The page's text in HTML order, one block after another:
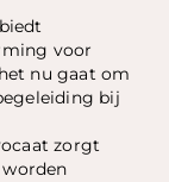
voor
nu gaat om
bij
zorgt